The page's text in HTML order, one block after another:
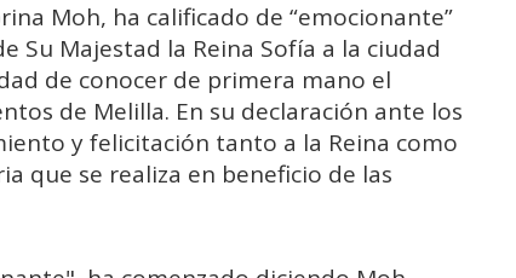
Moh, ha calificado de “emocionante”
Su Majestad la Reina Sofía a la ciudad
de conocer de primera mano el
de Melilla. En su declaración ante los
y felicitación tanto a la Reina como
que se realiza en beneficio de las